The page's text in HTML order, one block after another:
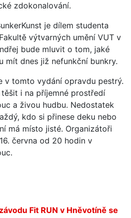
zdokonalování.
je dílem studenta
výtvarných umění VUT v
bude mluvit o tom, jaké
mít dnes již nefunkční bunkry.
v tomto vydání opravdu pestrý.
i na příjemné prostředí
a živou hudbu. Nedostatek
kdo si přinese deku nebo
má místo jisté. Organizátoři
června od 20 hodin v
Fit RUN v Hněvotíně se